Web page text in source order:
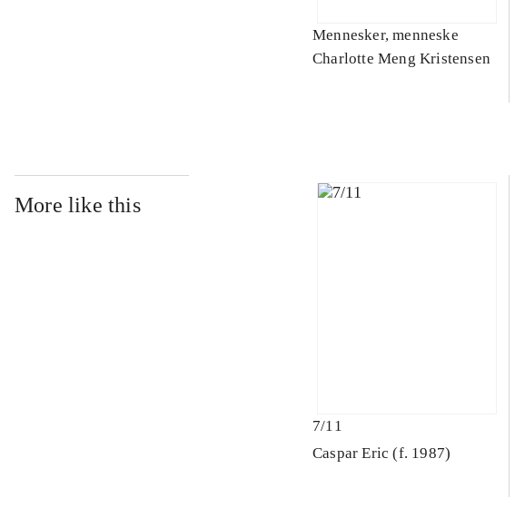
Mennesker, menneske
Charlotte Meng Kristensen
More like this
7/11
Caspar Eric (f. 1987)